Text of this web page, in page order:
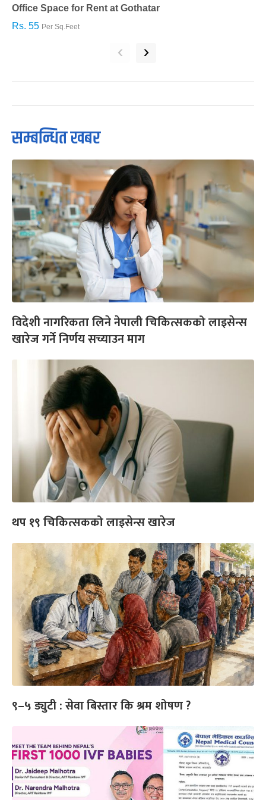
Office Space for Rent at Gothatar
Rs. 55 Per Sq.Feet
‹ ›
सम्बन्धित खबर
विदेशी नागरिकता लिने नेपाली चिकित्सकको लाइसेन्स
खारेज गर्ने निर्णय सच्याउन माग
थप १९ चिकित्सकको लाइसेन्स खारेज
९–५ ड्युटी : सेवा बिस्तार कि श्रम शोषण ?